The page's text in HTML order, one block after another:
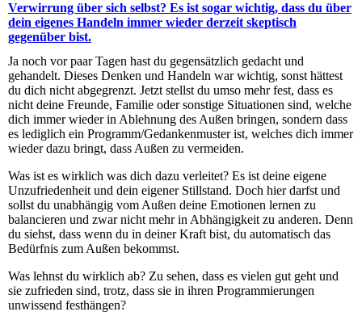
Verwirrung über sich selbst? Es ist sogar wichtig, dass du über
dein eigenes Handeln immer wieder derzeit skeptisch
gegenüber bist.
Ja noch vor paar Tagen hast du gegensätzlich gedacht und
gehandelt. Dieses Denken und Handeln war wichtig, sonst hättest
du dich nicht abgegrenzt. Jetzt stellst du umso mehr fest, dass es
nicht deine Freunde, Familie oder sonstige Situationen sind, welche
dich immer wieder in Ablehnung des Außen bringen, sondern dass
es lediglich ein Programm/Gedankenmuster ist, welches dich immer
wieder dazu bringt, dass Außen zu vermeiden.
Was ist es wirklich was dich dazu verleitet? Es ist deine eigene
Unzufriedenheit und dein eigener Stillstand. Doch hier darfst und
sollst du unabhängig vom Außen deine Emotionen lernen zu
balancieren und zwar nicht mehr in Abhängigkeit zu anderen. Denn
du siehst, dass wenn du in deiner Kraft bist, du automatisch das
Bedürfnis zum Außen bekommst.
Was lehnst du wirklich ab? Zu sehen, dass es vielen gut geht und
sie zufrieden sind, trotz, dass sie in ihren Programmierungen
unwissend festhängen?